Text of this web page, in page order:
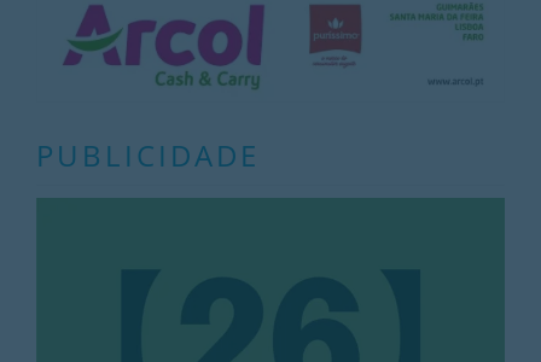
PUBLICIDADE